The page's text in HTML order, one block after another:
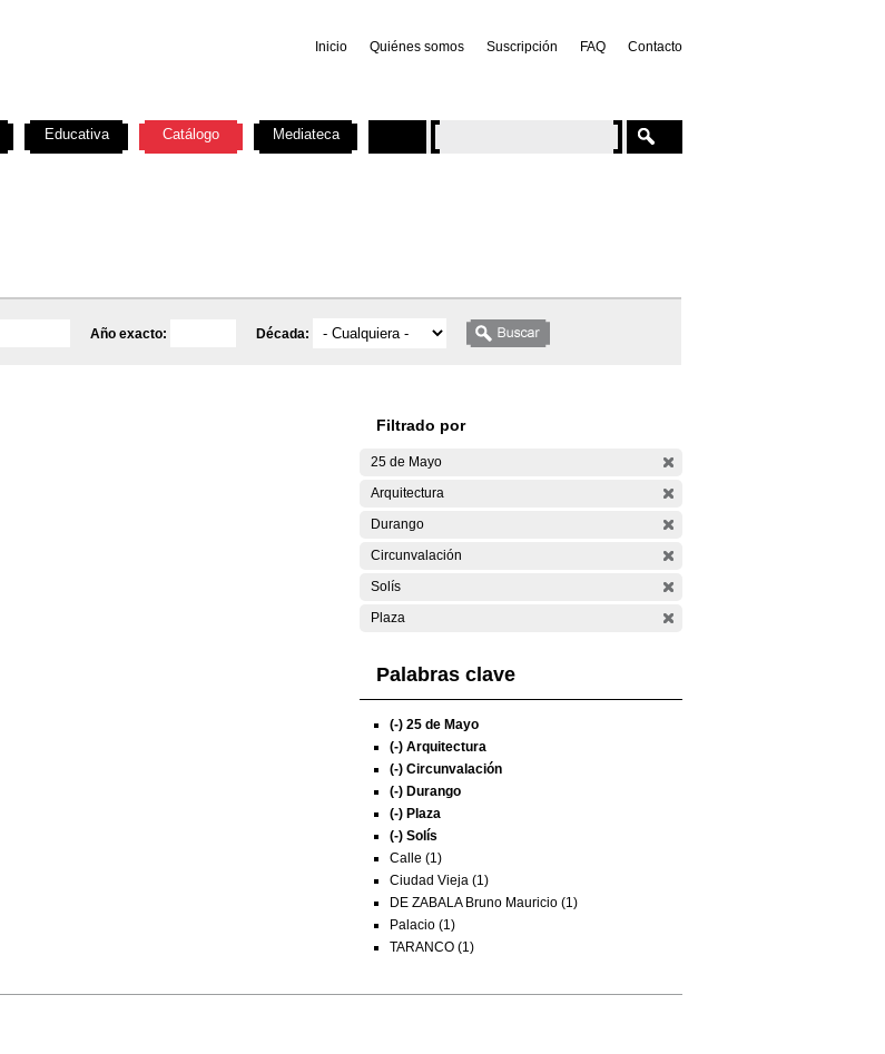
Inicio Quiénes somos Suscripción FAQ Contacto
Año exacto: Década:
Filtrado por
25 de Mayo
Arquitectura
Durango
Circunvalación
Solís
Plaza
Palabras clave
(-) 25 de Mayo
(-) Arquitectura
(-) Circunvalación
(-) Durango
(-) Plaza
(-) Solís
Calle (1)
Ciudad Vieja (1)
DE ZABALA Bruno Mauricio (1)
Palacio (1)
TARANCO (1)
Educativa Catálogo Mediateca